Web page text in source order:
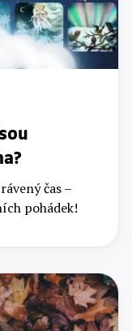
čas –
pohádek!